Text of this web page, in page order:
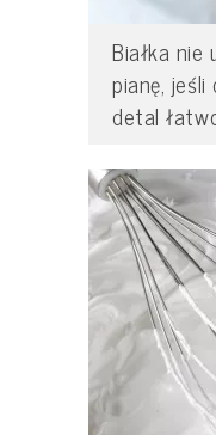
Białka nie
pianę,
detal